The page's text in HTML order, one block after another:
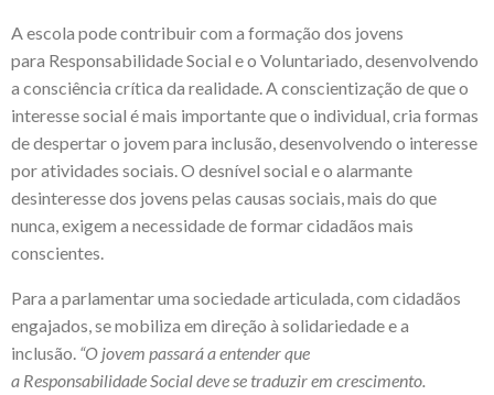
A escola pode contribuir com a formação dos jovens
para Responsabilidade Social e o Voluntariado, desenvolvendo
a consciência crítica da realidade. A conscientização de que o
interesse social é mais importante que o individual, cria formas
de despertar o jovem para inclusão, desenvolvendo o interesse
por atividades sociais. O desnível social e o alarmante
desinteresse dos jovens pelas causas sociais, mais do que
nunca, exigem a necessidade de formar cidadãos mais
conscientes.
Para a parlamentar uma sociedade articulada, com cidadãos
engajados, se mobiliza em direção à solidariedade e a
inclusão. “O jovem passará a entender que
a Responsabilidade Social deve se traduzir em crescimento.